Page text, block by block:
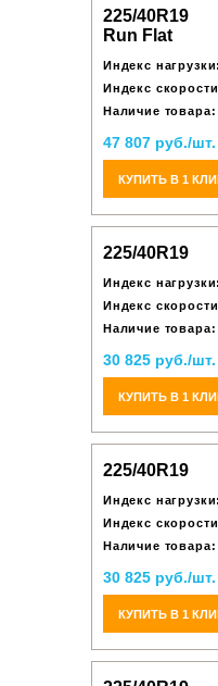
225/40R19
Run Flat
Индекс нагрузки:
Индекс
Наличие товара:
47 807 руб./шт.
КУПИТЬ В 1
225/40R19
Индекс нагрузки:
Индекс
Наличие товара:
30 825 руб./шт.
КУПИТЬ В 1
225/40R19
Индекс нагрузки:
Индекс
Наличие товара:
30 825 руб./шт.
КУПИТЬ В 1